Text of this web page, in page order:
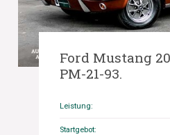
Ford Mustang
PM-21-93.
Leistung:
Startgebot: